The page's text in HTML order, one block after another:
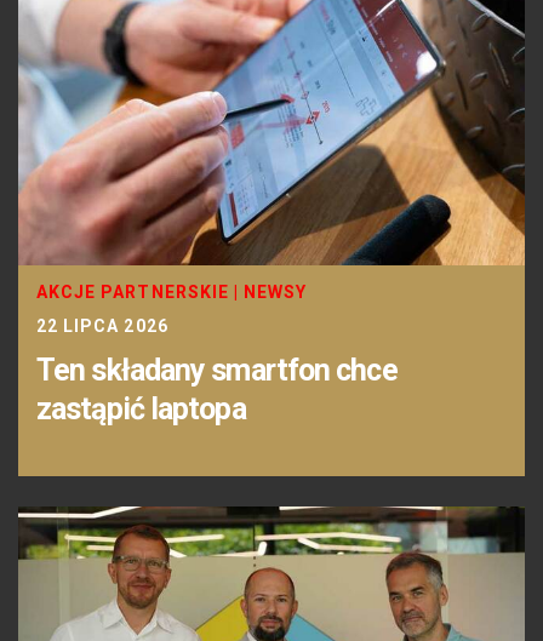
AKCJE PARTNERSKIE
NEWSY
22 LIPCA 2026
Ten składany smartfon chce
zastąpić laptopa